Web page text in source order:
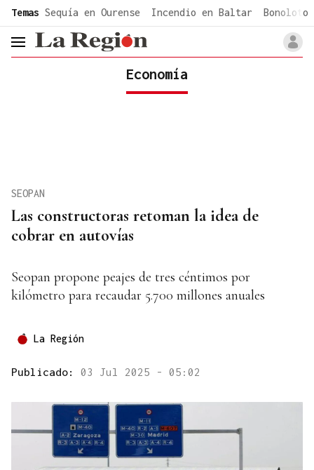
common.go-to-content
Temas Sequía en Ourense Incendio en Baltar Bonoloto
header.menu.open
Economía
Las constructoras retoman la idea de
cobrar en autovías
SEOPAN
Seopan propone peajes de tres céntimos por
kilómetro para recaudar 5.700 millones anuales
La Región
Publicado: 03 Jul 2025 - 05:02